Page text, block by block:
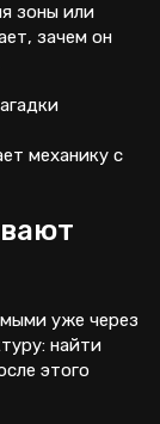
зоны или
зачем он
механику с
уже через
найти
этого